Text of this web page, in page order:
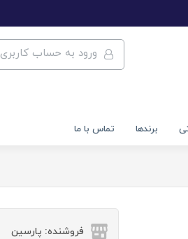
ورود به حساب کاربری
برندها تماس با ما
فروشنده: پارسین